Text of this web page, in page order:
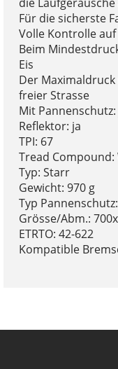
Für die sicherste
Volle Kontrolle
Beim
Eis
Der
freier Strasse
Mit Pannenschutz:
Reflektor: ja
TPI: 67
Tread
Typ: Starr
Gewicht: 970 g
Typ
Grösse/Abm.:
ETRTO: 42-622
Kompatible